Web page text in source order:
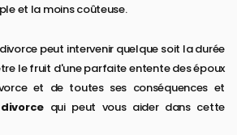
et la moins coûteuse.
peut intervenir quelque soit la durée
le fruit d'une parfaite entente des époux
et de toutes ses conséquences et
qui peut vous aider dans cette